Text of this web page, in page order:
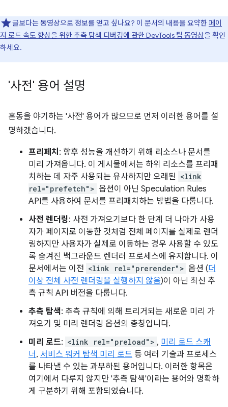
글보다는 동영상으로 정보를 얻고 싶나요? 이 문서의 내용을 요약한 페이
지 로드 속도 향상을 위한 추측 탐색 디버깅에 관한 DevTools 팁 동영상을 확인
하세요.
'사전' 용어 설명
혼동을 야기하는 '사전' 용어가 많으므로 먼저 이러한 용어를 설
명하겠습니다.
프리페치 : 향후 성능을 개선하기 위해 리소스나 문서를
미리 가져옵니다. 이 게시물에서는 하위 리소스를 프리패
치하는 데 자주 사용되는 유사하지만 오래된 <link
rel="prefetch"> 옵션이 아닌 Speculation Rules
API를 사용하여 문서를 프리패치하는 방법을 다룹니다.
사전 렌더링: 사전 가져오기보다 한 단계 더 나아가 사용
자가 페이지로 이동한 것처럼 전체 페이지를 실제로 렌더
링하지만 사용자가 실제로 이동하는 경우 사용할 수 있도
록 숨겨진 백그라운드 렌더러 프로세스에 유지합니다. 이
문서에서는 이전 <link rel="prerender"> 옵션 (더
이상 전체 사전 렌더링을 실행하지 않음)이 아닌 최신 추
측 규칙 API 버전을 다룹니다.
추측 탐색: 추측 규칙에 의해 트리거되는 새로운 미리 가
져오기 및 미리 렌더링 옵션의 총칭입니다.
미리 로드: <link rel="preload"> , 미리 로드 스캐
너 , 서비스 워커 탐색 미리 로드 등 여러 기술과 프로세스
를 나타낼 수 있는 과부하된 용어입니다. 이러한 항목은
여기에서 다루지 않지만 '추측 탐색'이라는 용어와 명확하
게 구분하기 위해 포함되었습니다.